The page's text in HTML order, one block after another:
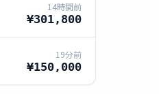
14時間前
¥301,800
19分前
¥150,000